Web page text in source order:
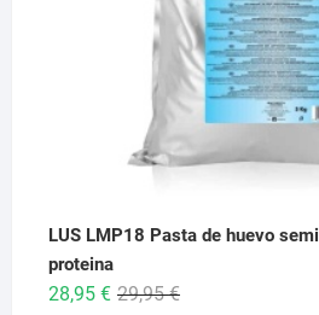
LUS LMP18 Pasta de huevo
proteina
29,95€El
28,95 €
El